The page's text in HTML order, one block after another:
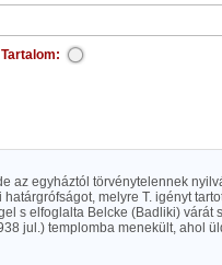
Tartalom:
az egyháztól törvénytelennek
melyre T. igényt
s elfoglalta Belcke (Badliki) várát
jul.) templomba menekült, ahol